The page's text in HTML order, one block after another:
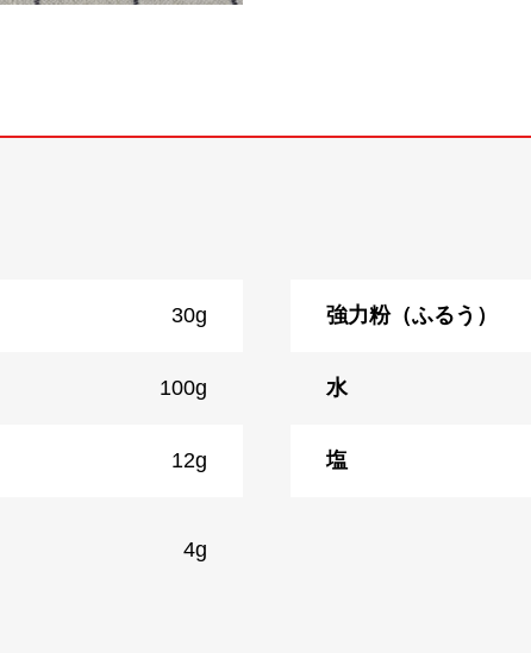
30g 強力粉（ふるう）
100g 水
12g 塩
4g